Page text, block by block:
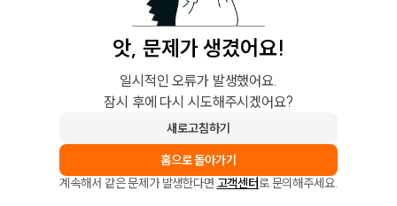
앗, 문제가 생겼어요!
일시적인 오류가 발생했어요.
잠시 후에 다시 시도해주시겠어요?
새로고침하기
홈으로 돌아가기
계속해서 같은 문제가 발생한다면 고객센터로 문의해주세요.